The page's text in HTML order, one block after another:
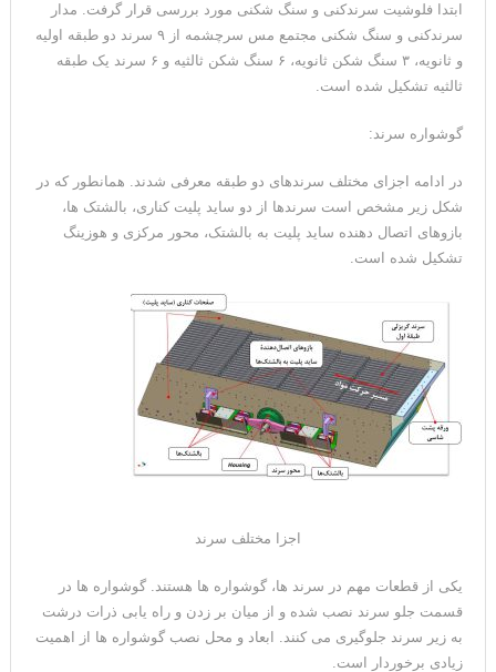
ابتدا فلوشیت سرندکنی و سنگ شکنی مورد بررسی قرار گرفت. مدار
سرندکنی و سنگ شکنی مجتمع مس سرچشمه از ۹ سرند دو طبقه اولیه
و ثانویه، ۳ سنگ شکن ثانویه، ۶ سنگ شکن ثالثیه و ۶ سرند یک طبقه
ثالثیه تشکیل شده است.
گوشواره سرند:
در ادامه اجزای مختلف سرندهای دو طبقه معرفی شدند. همانطور که در
شکل زیر مشخص است سرندها از دو ساید پلیت کناری، بالشتک ها،
بازوهای اتصال دهنده ساید پلیت به بالشتک، محور مرکزی و هوزینگ
تشکیل شده است.
اجزا مختلف سرند
یکی از قطعات مهم در سرند ها، گوشواره ها هستند. گوشواره ها در
قسمت جلو سرند نصب شده و از میان بر زدن و راه یابی ذرات درشت
به زیر سرند جلوگیری می کنند. ابعاد و محل نصب گوشواره ها از اهمیت
زیادی برخوردار است.